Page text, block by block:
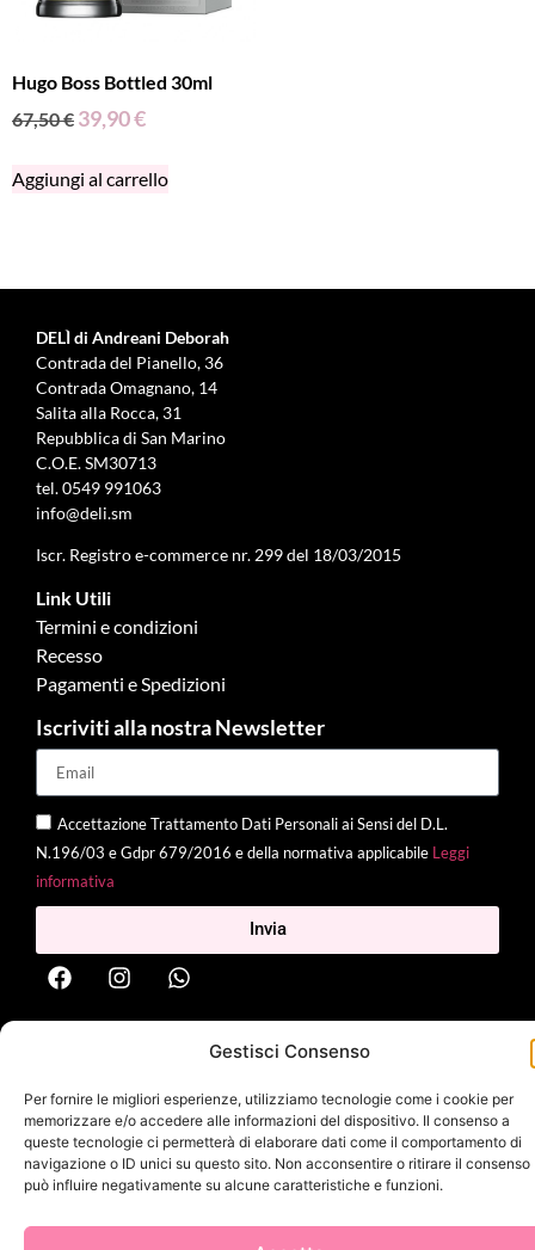
Gestisci Consenso
Per fornire le migliori esperienze, utilizziamo tecnologie come i cookie per
memorizzare e/o accedere alle informazioni del dispositivo. Il consenso a
queste tecnologie ci permetterà di elaborare dati come il comportamento di
navigazione o ID unici su questo sito. Non acconsentire o ritirare il consenso
può influire negativamente su alcune caratteristiche e funzioni.
Hugo Boss Bottled 30ml
67,50€ 39,90€
Aggiungi al carrello
DELÌ di Andreani Deborah
Contrada del Pianello, 36
Contrada Omagnano, 14
Salita alla Rocca, 31
Repubblica di San Marino
C.O.E. SM30713
tel.0549 991063
info@deli.sm
Iscr. Registro e-commerce nr. 299 del 18/03/2015
Link Utili
Termini e condizioni
Recesso
Pagamenti e Spedizioni
Iscriviti alla nostra Newsletter
Accettazione Trattamento Dati Personali ai Sensi del D.L.
N.196/03 e Gdpr 679/2016 e della normativa applicabile Leggi
informativa
Invia
Privacy Policy|Cookie Policy| Made with